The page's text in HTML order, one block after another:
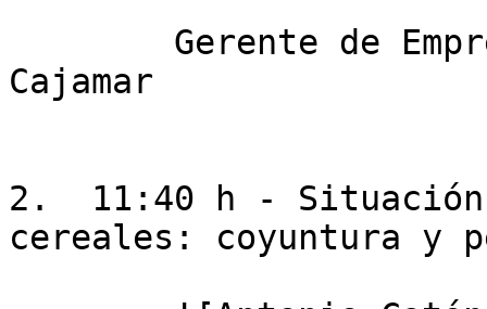
Cajamar
2.  11:40 h - Situación
cereales: coyuntura y